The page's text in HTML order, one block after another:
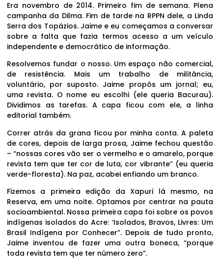
Era novembro de 2014. Primeiro fim de semana. Plena
campanha da Dilma. Fim de tarde na RPPN dele, a Linda
Serra dos Topázios. Jaime e eu começamos a conversar
sobre a falta que fazia termos acesso a um veículo
independente e democrático de informação.
Resolvemos fundar o nosso. Um espaço não comercial,
de resistência. Mais um trabalho de militância,
voluntário, por suposto. Jaime propôs um jornal; eu,
uma revista. O nome eu escolhi (ele queria Bacurau).
Dividimos as tarefas. A capa ficou com ele, a linha
editorial também.
Correr atrás da grana ficou por minha conta. A paleta
de cores, depois de larga prosa, Jaime fechou questão
– “nossas cores vão ser o vermelho e o amarelo, porque
revista tem que ter cor de luta, cor vibrante” (eu queria
verde-floresta). Na paz, acabei enfiando um branco.
Fizemos a primeira edição da Xapuri lá mesmo, na
Reserva, em uma noite. Optamos por centrar na pauta
socioambiental. Nossa primeira capa foi sobre os povos
indígenas isolados do Acre: ‘Isolados, Bravos, Livres: Um
Brasil Indígena por Conhecer”. Depois de tudo pronto,
Jaime inventou de fazer uma outra boneca, “porque
toda revista tem que ter número zero”.